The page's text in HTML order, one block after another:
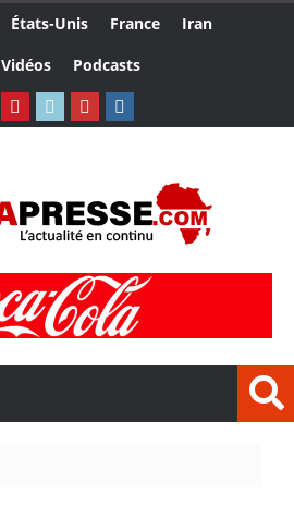
États-Unis France
Iran
Vidéos Podcasts